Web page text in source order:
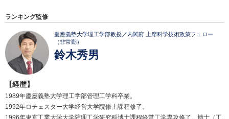
ランキング監修
慶應義塾大学理工学部教授／内閣府 上席科学技術政策フェロー
（非常勤）
鈴木秀男
【経歴】
1989年慶應義塾大学理工学部管理工学科卒業。
1992年ロチェスター大学経営大学院修士課程修了。
1996年東京工業大学大学院理工学研究科博士課程経営工学専攻修了。博士（工